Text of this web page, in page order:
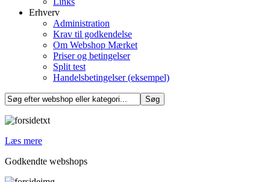
Erhverv
Administration
Krav til godkendelse
Om Webshop Mærket
Priser og betingelser
Split test
Handelsbetingelser (eksempel)
Læs mere
Godkendte webshops